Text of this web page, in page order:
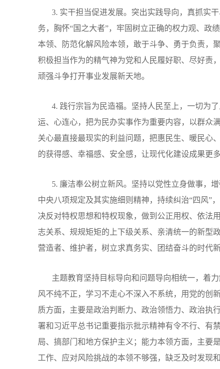
3. 实干担当促进发展。突出实践导向，真抓实
务，胸怀“国之大者”，牢固树立正确的权力观、政
本领、防范化解风险本领，敢于斗争、勇于负责，
积极担当作为的精气神为党和人民履好职、尽好责
顽强斗争打开事业发展新天地。
4. 践行宗旨为民造福。坚持人民至上，一切为
运、心连心，把为民办实事作为重要内容，以群众
关心最直接最现实的利益问题，把惠民生、暖民心
的获得感、幸福感、安全感，让现代化建设成果更
5. 廉洁奉公树立新风。坚持以党性立身做事，
中央八项规定及其实施细则精神，持续纠治“四风”
决反对特权思想和特权现象，做到公正用权、依法
志关系、规规矩矩的上下级关系、亲清统一的新型
营造者、维护者，树立求真务实、团结奋斗的时代新
主题教育坚持目标导向和问题导向相统一，着
风不纯不正，学习不走心不深入不系统，用党的创
质方面，主要是政治判断力、政治领悟力、政治执
署和习近平总书记重要指示批示精神有令不行、有
局、搞部门和地方保护主义；能力本领方面，主要
工作、应对风险挑战的本领不够强，缺乏及时发现